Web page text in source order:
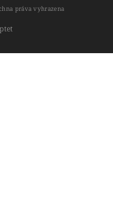
práva vyhrazena